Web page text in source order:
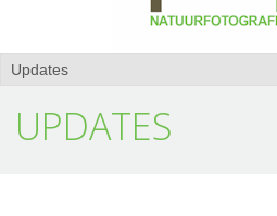
UPDATES